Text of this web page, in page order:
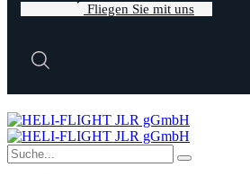
Fliegen Sie mit uns